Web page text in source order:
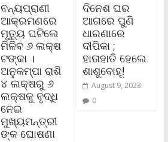
ବନ୍ୟପ୍ରାଣୀ
ଆକ୍ରମଣରେ
ମୃତ୍ୟୁ ଘଟିଲେ
ମିଳିବ ୬ ଲକ୍ଷ
ଟଙ୍କା ।
ଅନୁକମ୍ପା ରାଶି
୪ ଲକ୍ଷରୁ ୬
ଲକ୍ଷକୁ ବୃଦ୍ଧି
ନେଇ
ମୁଖ୍ୟମନ୍ତ୍ରୀ
ଙ୍କ ଘୋଷଣା
ଦିନେଶ ଘର
ଆଗରେ ପୁଣି
ଧାରଣାରେ
ଦୀପିକା ;
ହାତାହାତି ହେଲେ
ଶାଶୁବୋହୂ!
August 9, 2023
0